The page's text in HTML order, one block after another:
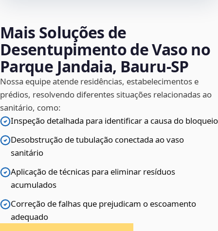
Mais Soluções de
Desentupimento de Vaso no
Parque Jandaia, Bauru‑SP
Nossa equipe atende residências, estabelecimentos e
prédios, resolvendo diferentes situações relacionadas ao
sanitário, como:
Inspeção detalhada para identificar a causa do bloqueio
Desobstrução de tubulação conectada ao vaso
sanitário
Aplicação de técnicas para eliminar resíduos
acumulados
Correção de falhas que prejudicam o escoamento
adequado